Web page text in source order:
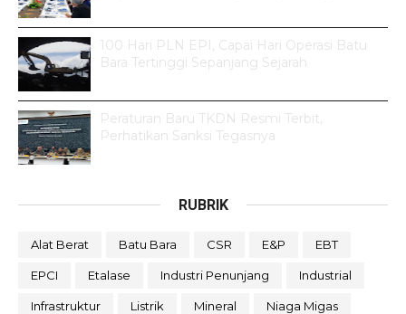
100 Hari PLN EPI, Capai Hari Operasi Batu
Bara Tertinggi Sepanjang Sejarah
Peraturan Baru TKDN Resmi Terbit,
Perhatikan Sanksi Tegasnya
RUBRIK
Alat Berat Batu Bara CSR E&P EBT
EPCI Etalase Industri Penunjang Industrial
Infrastruktur Listrik Mineral Niaga Migas